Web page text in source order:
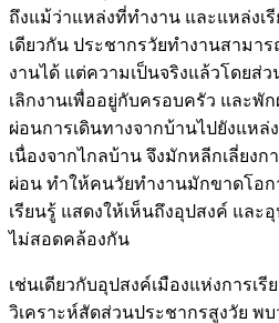
ถึงแม้ว่าแหล่งที่ทำงาน และแหล่งเ
เดียวกัน ประชากรวัยทำงานสามาร
งานได้ แต่ความเป็นจริงแล้วโดยส่
เลิกงานเพื่ออยู่กับครอบครัว และ
ผ่อนการเดินทางจากบ้านไปยังแหล่
เนื่องจากไกลบ้าน จึงมักหลีกเลี่ยงก
ผ่อน ทำให้คนวัยทำงานมักขาดโอก
เรียนรู้ แสดงให้เห็นถึงอุปสงค์ และ
ไม่สอดคล้องกัน
เช่นเดียวกับอุปสงค์เมืองแห่งการเรี
วิเคราะห์สัดส่วนประชากรสูงวัย พ